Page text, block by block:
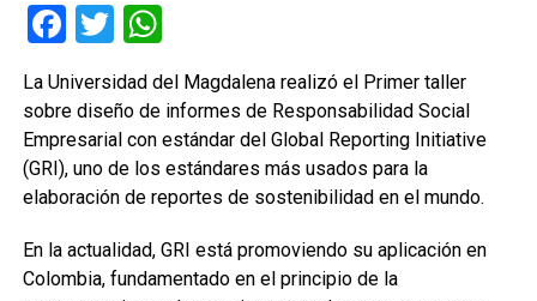
Facebook
TwitterWhatsApp
La Universidad del Magdalena realizó el Primer taller
sobre diseño de informes de Responsabilidad Social
Empresarial con estándar del Global Reporting Initiative
(GRI), uno de los estándares más usados para la
elaboración de reportes de sostenibilidad en el mundo.
En la actualidad, GRI está promoviendo su aplicación en
Colombia, fundamentado en el principio de la